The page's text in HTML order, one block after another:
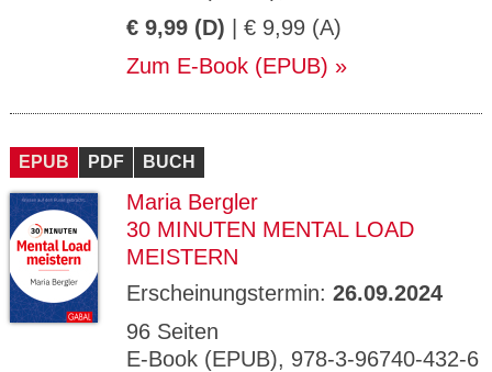
€ 9,99 (D) | € 9,99 (A)
Zum E-Book (EPUB)
EPUB PDF BUCH
Maria Bergler
30 MINUTEN MENTAL LOAD
MEISTERN
Erscheinungstermin: 26.09.2024
96 Seiten
E-Book (EPUB), 978-3-96740-432-6